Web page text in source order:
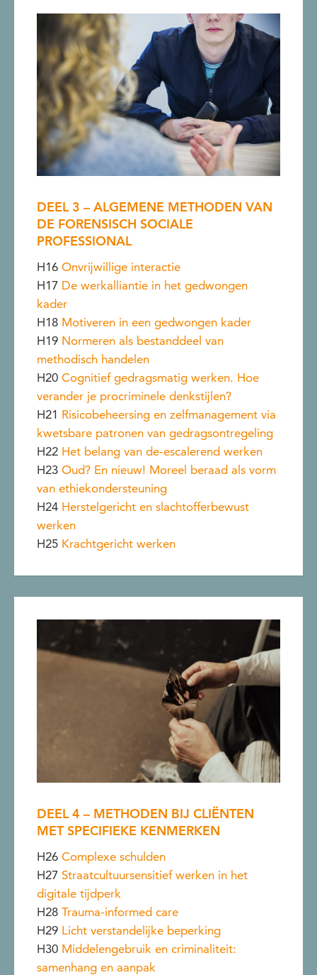
DEEL 3 – ALGEMENE METHODEN VAN
DE FORENSISCH SOCIALE
PROFESSIONAL
H16 Onvrijwillige interactie
H17 De werkalliantie in het gedwongen
kader
H18 Motiveren in een gedwongen kader
H19 Normeren als bestanddeel van
methodisch handelen
H20 Cognitief gedragsmatig werken. Hoe
verander je procriminele denkstijlen?
H21 Risicobeheersing en zelfmanagement via
kwetsbare patronen van gedragsontregeling
H22 Het belang van de-escalerend werken
H23 Oud? En nieuw! Moreel beraad als vorm
van ethiekondersteuning
H24 Herstelgericht en slachtofferbewust
werken
H25 Krachtgericht werken
DEEL 4 – METHODEN BIJ CLIËNTEN
MET SPECIFIEKE KENMERKEN
H26 Complexe schulden
H27 Straatcultuursensitief werken in het
digitale tijdperk
H28 Trauma-informed care
H29 Licht verstandelijke beperking
H30 Middelengebruik en criminaliteit:
samenhang en aanpak